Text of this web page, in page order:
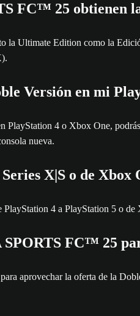
FC™ 25 obtienen
Ultimate Edition como la
Versión en mi
4 o Xbox One,
nueva.
X|S o de Xbox
4 a PlayStation 5 o
FC™ 25
aprovechar la oferta de la